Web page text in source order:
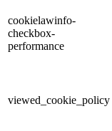
cookielawinfo-
checkbox-
performance
viewed_cookie_policy